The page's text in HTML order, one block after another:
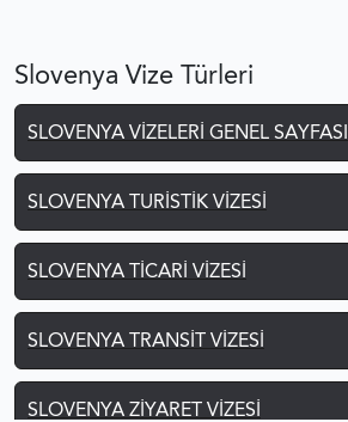
Slovenya Vize Türleri
SLOVENYA VIZELERI GENEL SAYFASI
SLOVENYA TURISTIK VIZESI
SLOVENYA TICARI VIZESI
SLOVENYA TRANSIT VIZESI
SLOVENYA ZIYARET VIZESI